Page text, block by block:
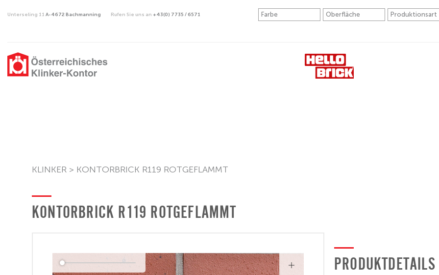
Unterseling 11 A-4672 Bachmanning Rufen Sie uns an +43(0) 7735 / 6571
KLINKER > KONTORBRICK R119 ROTGEFLAMMT
KONTORBRICK R119 ROTGEFLAMMT
PRODUKTDETAILS